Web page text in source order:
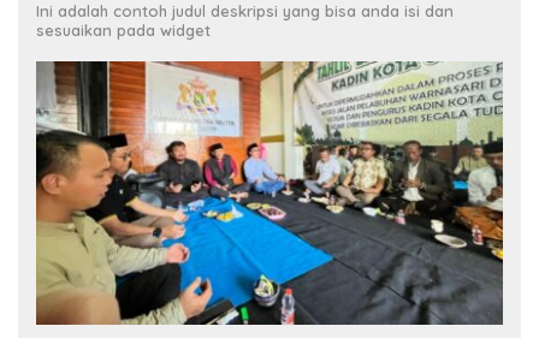
Ini adalah contoh judul deskripsi yang bisa anda isi dan
sesuaikan pada widget